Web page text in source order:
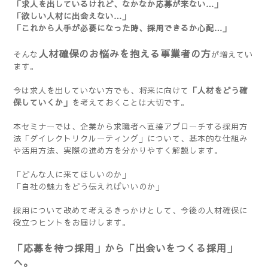
「求人を出しているけれど、なかなか応募が来ない…」
「欲しい人材に出会えない…」
「これから人手が必要になった時、採用できるか心配…」
そんな 人材確保のお悩みを抱える事業者の方が増えてい
ます。
今は求人を出していない方でも、将来に向けて 「人材をどう確
保していくか」 を考えておくことは大切です。
本セミナーでは、企業から求職者へ直接アプローチする採用方
法「ダイレクトリクルーティング」について、基本的な仕組み
や活用方法、実際の進め方を分かりやすく解説します。
「どんな人に来てほしいのか」
「自社の魅力をどう伝えればいいのか」
採用について改めて考えるきっかけとして、今後の人材確保に
役立つヒントをお届けします。
「応募を待つ採用」から「出会いをつくる採用」
へ。